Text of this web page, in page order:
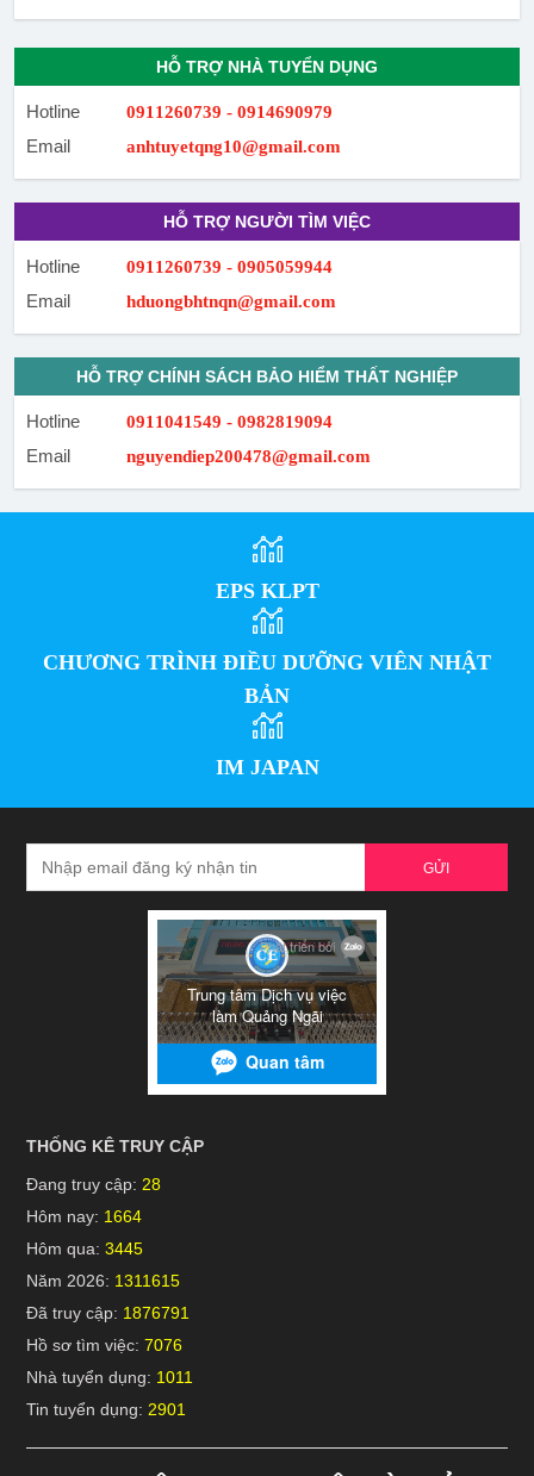
HỖ TRỢ NHÀ TUYỂN DỤNG
Hotline 0911260739 - 0914690979
Email anhtuyetqng10@gmail.com
HỖ TRỢ NGƯỜI TÌM VIỆC
Hotline 0911260739 - 0905059944
Email hduongbhtnqn@gmail.com
HỖ TRỢ CHÍNH SÁCH BẢO HIỂM THẤT NGHIỆP
Hotline 0911041549 - 0982819094
Email nguyendiep200478@gmail.com
EPS KLPT
CHƯƠNG TRÌNH ĐIỀU DƯỠNG VIÊN NHẬT
BẢN
IM JAPAN
GỬI
THỐNG KÊ TRUY CẬP
Đang truy cập: 28
Hôm nay: 1664
Hôm qua: 3445
Năm 2026: 1311615
Đã truy cập: 1876791
Hồ sơ tìm việc: 7076
Nhà tuyển dụng: 1011
Tin tuyển dụng: 2901